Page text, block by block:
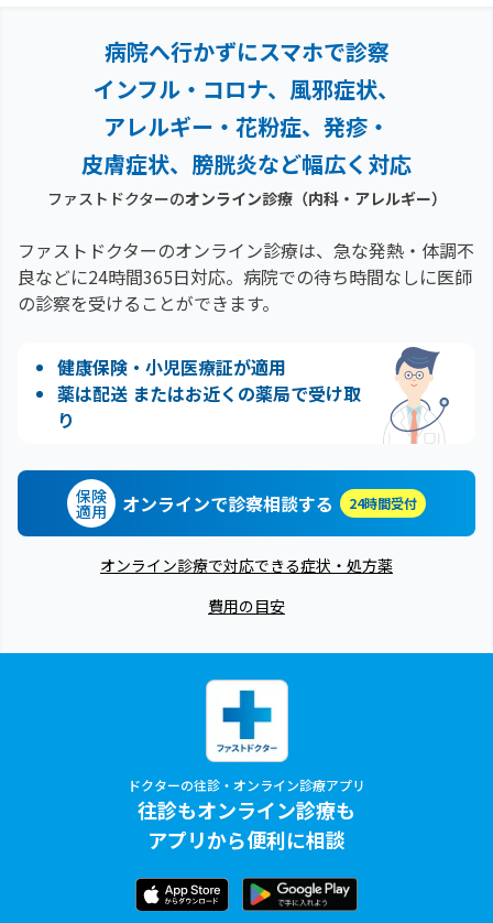
病院へ行かずにスマホで診察
インフル・コロナ、風邪症状、
アレルギー・花粉症、 発疹・
皮膚症状、膀胱炎など幅広く対応
ファストドクターのオンライン診療（内科・アレルギー）
ファストドクターのオンライン診療は、急な発熱・体調不
良などに24時間365日対応。 病院での待ち時間なしに医師
の診察を受けることができます。
健康保険・小児医療証が適用
薬は配送 またはお近くの薬局で受け取
り
保険
適用 オンラインで診察相談する 24時間受付
オンライン診療で対応できる症状・処方薬
費用の目安
ドクターの往診・オンライン診療アプリ
往診もオンライン診療も
アプリから便利に相談